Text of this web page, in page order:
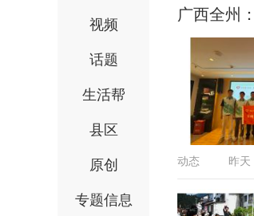
视频
话题
生活帮
县区
原创
专题信息
广西全州
动态 昨天